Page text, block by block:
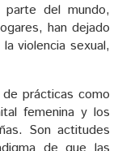
parte del mundo,
han dejado
violencia sexual,
prácticas como
femenina y los
Son actitudes